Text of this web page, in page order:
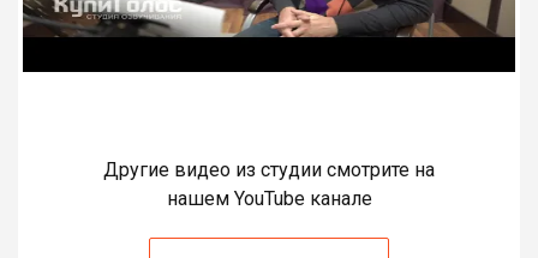
Другие видео из студии смотрите на
нашем YouTube канале